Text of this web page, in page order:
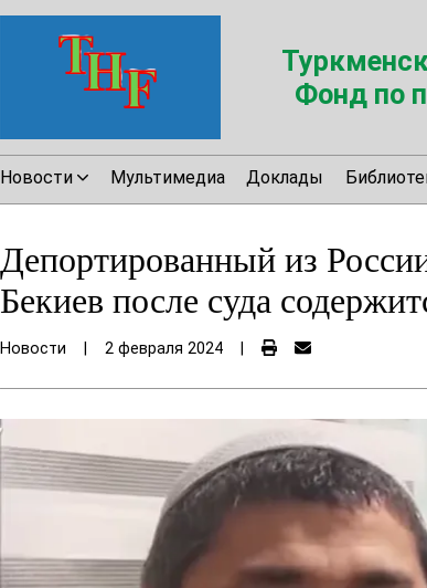
Фонд по
Новости Мультимедиа Доклады
Депортированный из
Бекиев после суда
Новости 2 февраля 2024